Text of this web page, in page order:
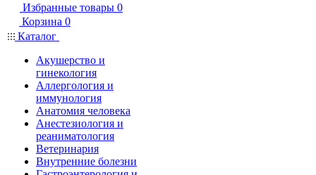
Избранные товары 0
Корзина 0
Каталог
Акушерство и
гинекология
Аллергология и
иммунология
Анатомия человека
Анестезиология и
реаниматология
Ветеринария
Внутренние болезни